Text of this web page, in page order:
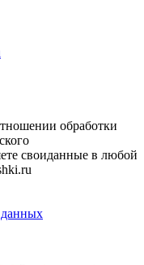
обработки
своиданные в любой
данных